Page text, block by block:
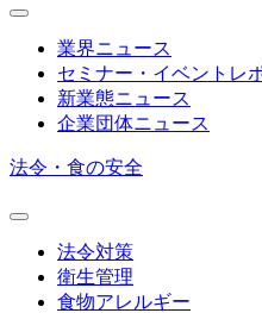
業界ニュース
セミナー・イベントレ
新業態ニュース
企業団体ニュース
法令・食の安全
法令対策
衛生管理
食物アレルギー